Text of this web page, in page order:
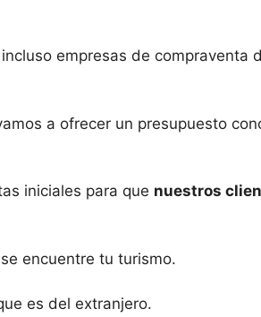
empresas de compraventa
a ofrecer un presupuesto
iniciales para que nuestros
encuentre tu turismo.
es del extranjero.